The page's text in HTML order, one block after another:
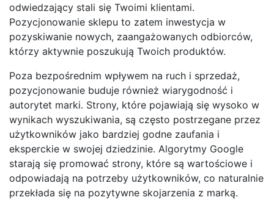
odwiedzający stali się Twoimi klientami.
Pozycjonowanie sklepu to zatem inwestycja w
pozyskiwanie nowych, zaangażowanych odbiorców,
którzy aktywnie poszukują Twoich produktów.
Poza bezpośrednim wpływem na ruch i sprzedaż,
pozycjonowanie buduje również wiarygodność i
autorytet marki. Strony, które pojawiają się wysoko w
wynikach wyszukiwania, są często postrzegane przez
użytkowników jako bardziej godne zaufania i
eksperckie w swojej dziedzinie. Algorytmy Google
starają się promować strony, które są wartościowe i
odpowiadają na potrzeby użytkowników, co naturalnie
przekłada się na pozytywne skojarzenia z marką.